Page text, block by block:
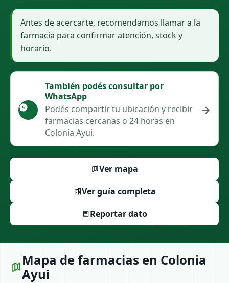
Antes de acercarte, recomendamos llamar a la
farmacia para confirmar atención, stock y
horario.
También podés consultar por
WhatsApp
Podés compartir tu ubicación y recibir
farmacias cercanas o 24 horas en
Colonia Ayui.
→
Ver mapa
Ver guía completa
Reportar dato
Mapa de farmacias en Colonia
Ayui